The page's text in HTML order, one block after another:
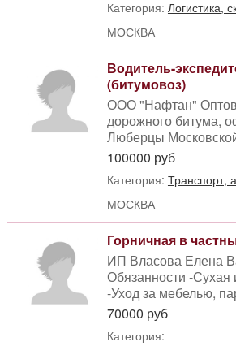
Категория: Логистика,
МОСКВА
Водитель-
(битумовоз)
ООО "Нафтан"
дорожного битума,
Люберцы
100000 руб
Категория: Транспорт,
МОСКВА
Горничная в
ИП Власова Елена
Обязанности -Сухая
-Уход за мебелью,
70000 руб
Категория: